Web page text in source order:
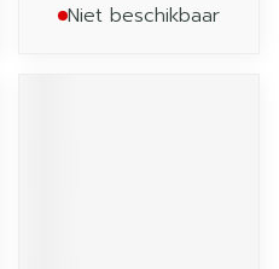
Niet beschikbaar